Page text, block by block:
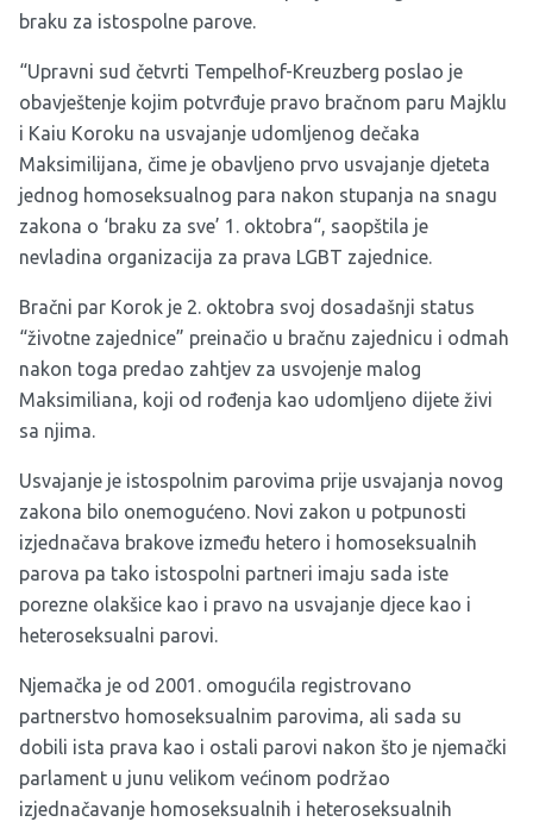
braku za istospolne parove.
“Upravni sud četvrti Tempelhof-Kreuzberg poslao je
obavještenje kojim potvrđuje pravo bračnom paru Majklu
i Kaiu Koroku na usvajanje udomljenog dečaka
Maksimilijana, čime je obavljeno prvo usvajanje djeteta
jednog homoseksualnog para nakon stupanja na snagu
zakona o ‘braku za sve’ 1. oktobra“, saopštila je
nevladina organizacija za prava LGBT zajednice.
Bračni par Korok je 2. oktobra svoj dosadašnji status
“životne zajednice” preinačio u bračnu zajednicu i odmah
nakon toga predao zahtjev za usvojenje malog
Maksimiliana, koji od rođenja kao udomljeno dijete živi
sa njima.
Usvajanje je istospolnim parovima prije usvajanja novog
zakona bilo onemogućeno. Novi zakon u potpunosti
izjednačava brakove između hetero i homoseksualnih
parova pa tako istospolni partneri imaju sada iste
porezne olakšice kao i pravo na usvajanje djece kao i
heteroseksualni parovi.
Njemačka je od 2001. omogućila registrovano
partnerstvo homoseksualnim parovima, ali sada su
dobili ista prava kao i ostali parovi nakon što je njemački
parlament u junu velikom većinom podržao
izjednačavanje homoseksualnih i heteroseksualnih